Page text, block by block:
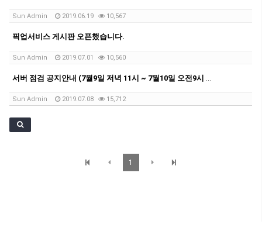
Sun Admin 2019.06.19 10,567
픽업서비스 게시판 오픈했습니다.
Sun Admin 2019.07.01 10,560
서버 점검 공지안내 (7월9일 저녁 11시 ~ 7월10일 오전9시 사이)
Sun Admin 2019.07.08 15,712
1